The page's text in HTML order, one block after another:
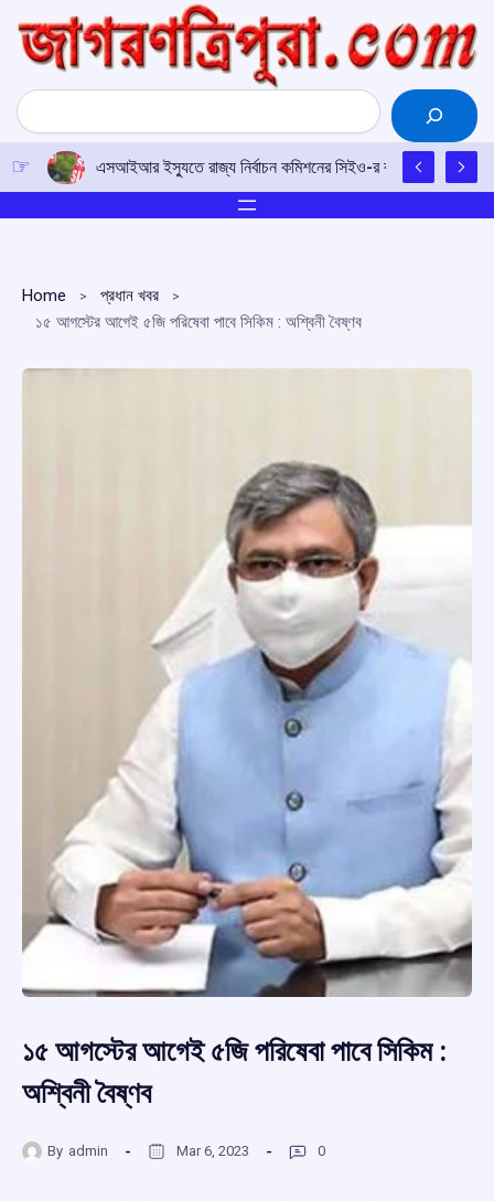
content
Search
এসআইআর ইস্যুতে রাজ্য নির্বাচন কমিশনের সিইও-র কাছে
Home
প্রধান খবর
১৫ আগস্টের আগেই ৫জি পরিষেবা পাবে সিকিম : অশ্বিনী বৈষ্ণব
১৫ আগস্টের আগেই ৫জি পরিষেবা পাবে সিকিম :
অশ্বিনী বৈষ্ণব
By admin Mar 6, 2023 0